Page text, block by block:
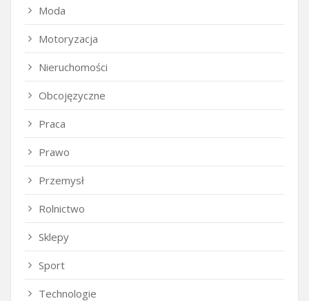
Moda
Motoryzacja
Nieruchomości
Obcojęzyczne
Praca
Prawo
Przemysł
Rolnictwo
Sklepy
Sport
Technologie